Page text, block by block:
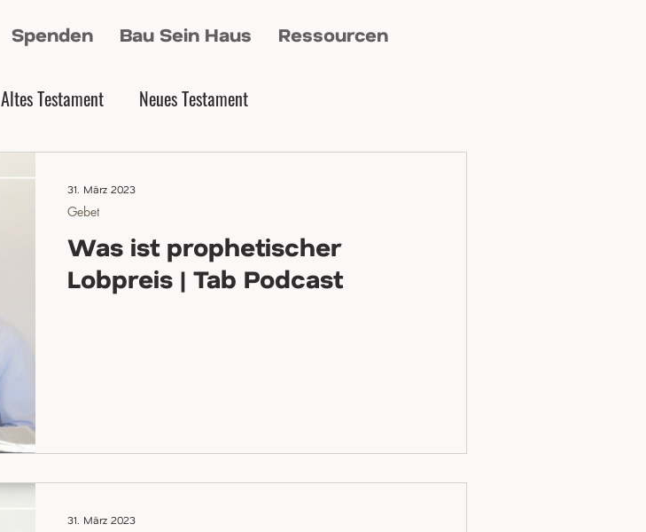
Spenden Bau Sein Haus Ressourcen
Altes Testament Neues Testament
Was ist prophetischer
Lobpreis | Tab Podcast
Gebet
31. März 2023
31. März 2023